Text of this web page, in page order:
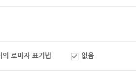
의 로마자 표기법 없음